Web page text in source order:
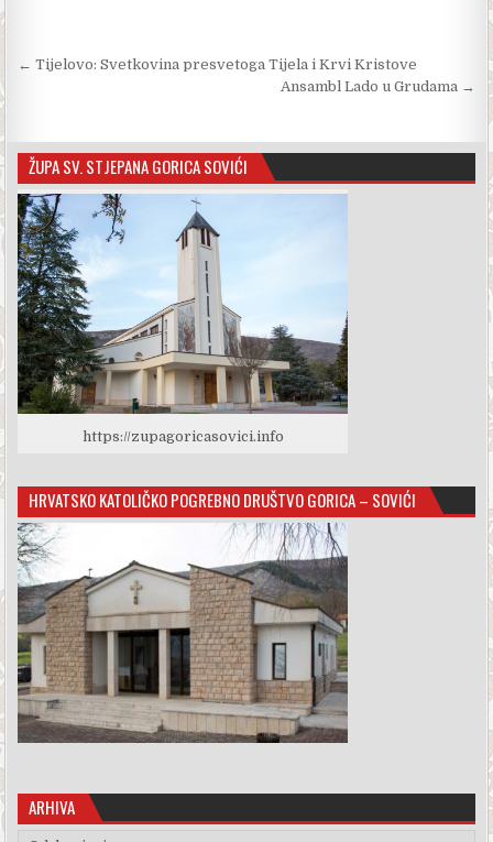
b
k
e
e
r
r
s
p
e
Navigacija objava
← Tijelovo: Svetkovina presvetoga Tijela i Krvi Kristove
Ansambl Lado u Grudama →
ŽUPA SV. STJEPANA GORICA SOVIĆI
https://zupagoricasovici.info
HRVATSKO KATOLIČKO POGREBNO DRUŠTVO GORICA – SOVIĆI
ARHIVA